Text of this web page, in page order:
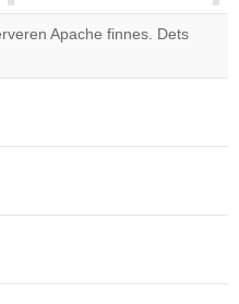
correctly.
own this
OK
Apache finnes. Dets